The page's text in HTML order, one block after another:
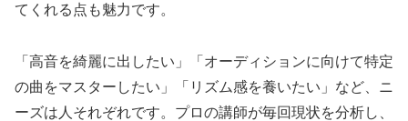
てくれる点も魅力です。
「高音を綺麗に出したい」「オーディションに向けて特定
の曲をマスターしたい」「リズム感を養いたい」など、ニ
ーズは人それぞれです。プロの講師が毎回現状を分析し、